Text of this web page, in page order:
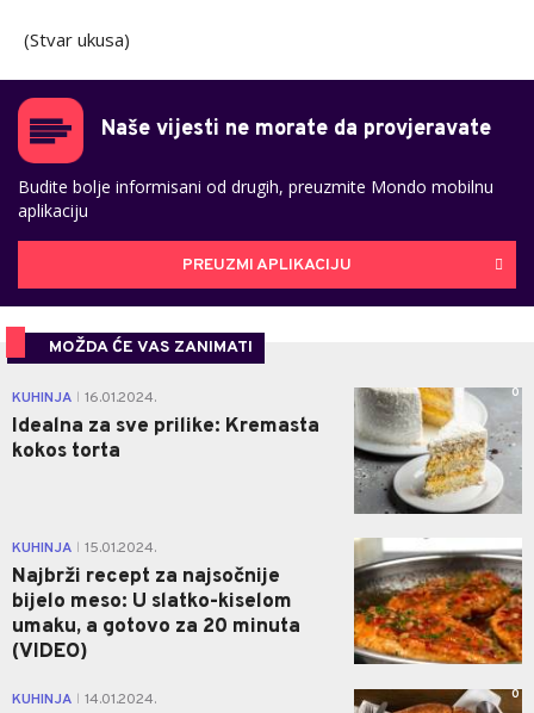
(Stvar ukusa)
Naše vijesti ne morate da provjeravate
Budite bolje informisani od drugih, preuzmite Mondo mobilnu
aplikaciju
PREUZMI APLIKACIJU
MOŽDA ĆE VAS ZANIMATI
KUHINJA 16.01.2024.
Idealna za sve prilike: Kremasta
kokos torta
0
KUHINJA 15.01.2024.
Najbrži recept za najsočnije
bijelo meso: U slatko-kiselom
umaku, a gotovo za 20 minuta
(VIDEO)
KUHINJA 14.01.2024. 0